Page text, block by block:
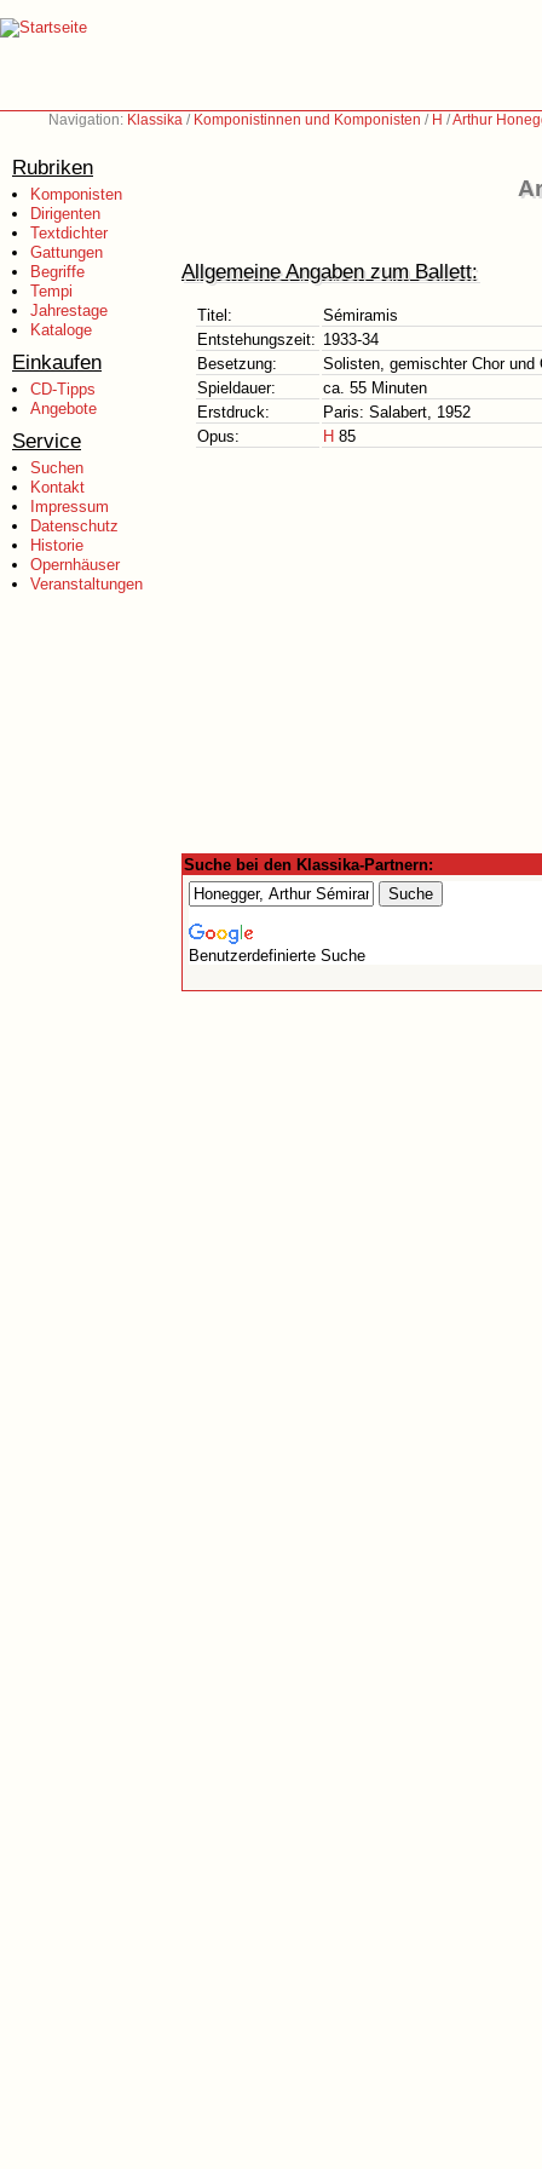
Navigation: Klassika / Komponistinnen und Komponisten / H /Arthur
Rubriken
Komponisten
Dirigenten
Textdichter
Gattungen
Begriffe
Tempi
Jahrestage
Kataloge
Einkaufen
CD-Tipps
Angebote
Service
Suchen
Kontakt
Impressum
Datenschutz
Historie
Opernhäuser
Veranstaltungen
Allgemeine Angaben zum Ballett:
Titel:
Sémiramis
Entstehungszeit: 1933-34
Besetzung:
Solisten, gemischter Chor und
Spieldauer:
ca. 55 Minuten
Erstdruck:
Paris: Salabert, 1952
Opus:
H 85
Suche bei den Klassika-Partnern:
Benutzerdefinierte Suche